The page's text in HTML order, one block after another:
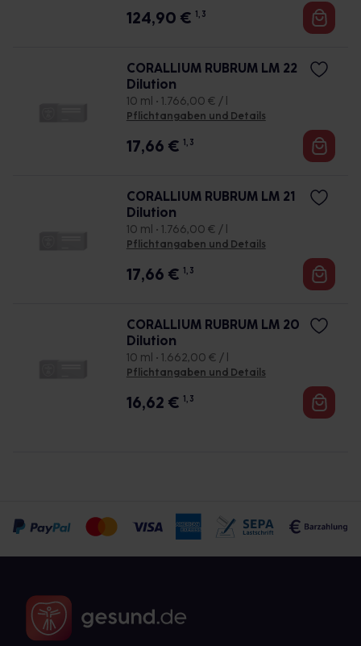
124,90 € 1, 3
CORALLIUM RUBRUM LM 22
Dilution
10 ml • 1.766,00 € / l
Pflichtangaben und Details
17,66 € 1, 3
CORALLIUM RUBRUM LM 21
Dilution
10 ml • 1.766,00 € / l
Pflichtangaben und Details
17,66 € 1, 3
CORALLIUM RUBRUM LM 20
Dilution
10 ml • 1.662,00 € / l
Pflichtangaben und Details
16,62 € 1, 3